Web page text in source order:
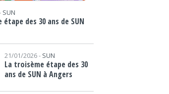
SUN
étape des 30 ans de SUN
21/01/2026 - SUN
La troisème étape des 30
ans de SUN à Angers